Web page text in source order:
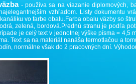
- používa sa na viazanie diplomových,
vzhľadom. Listy dokumentu
vo farbe obalu.Farba obalu väzby so
zelená, bordová.Prednú stranu je podľa
je celý text v jednotnej výške písma = 4,5
Text sa na materiál nanáša termotlačou a
normálne však do 2 pracovných dní.